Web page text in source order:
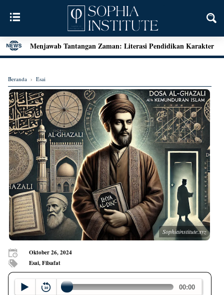
Menjawab Tantangan Zaman: Literasi Pendidikan Karakter
dan Dialog Sains dalam Kegiatan Bedah Buku Palu
Mengenal Teori Etika Immanuel Kant
Momen Terakhir Plato
Locke dan Pertanyaan Seputar Identitas Diri
Augustine on Happiness and Time
Seni Menarik Kesimpulan ala Bertrand Russel
Menjelajahi Hakikat Etika: Sebuah Refleksi dari Aristoteles
hingga Kant
Good Is Good: Menyingkap Hakikat Kebaikan Bersama
George Edward Moore
Kebebasan Sebagai Jembatan Transendensi: Menyelami
Filsafat Eksistensial Mulla Sadra
Beranda › Esai
Sophiainstitute.xyz
Oktober 26, 2024
Esai, Filsafat